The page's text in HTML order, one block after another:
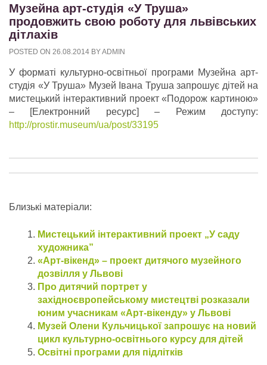
Музейна арт-студія «У Труша»
продовжить свою роботу для львівських
дітлахів
POSTED ON 26.08.2014 BYADMIN
У форматі культурно-освітньої програми Музейна арт-
студія «У Труша» Музей Івана Труша запрошує дітей на
мистецький інтерактивний проект «Подорож картиною»
– [Електронний ресурс] – Режим доступу:
http://prostir.museum/ua/post/33195
Близькі матеріали:
Мистецький інтерактивний проект „У саду
художника”
«Арт-вікенд» – проект дитячого музейного
дозвілля у Львові
Про дитячий портрет у
західноєвропейському мистецтві розказали
юним учасникам «Арт-вікенду» у Львові
Музей Олени Кульчицької запрошує на новий
цикл культурно-освітнього курсу для дітей
Освітні програми для підлітків